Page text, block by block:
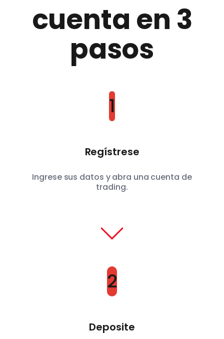
cuenta en 3
pasos
1
Regístrese
Ingrese sus datos y abra una cuenta de
trading.
2
Deposite